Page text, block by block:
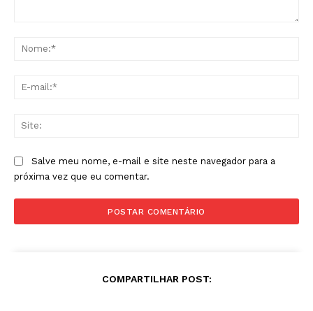
Salve meu nome, e-mail e site neste navegador para a
próxima vez que eu comentar.
COMPARTILHAR POST: